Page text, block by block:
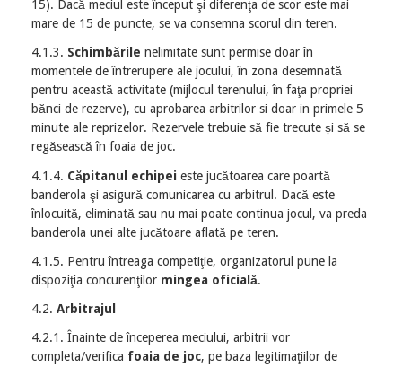
15). Dacă meciul este început şi diferenţa de scor este mai
mare de 15 de puncte, se va consemna scorul din teren.
4.1.3. Schimbările nelimitate sunt permise doar în
momentele de întrerupere ale jocului, în zona desemnată
pentru această activitate (mijlocul terenului, în faţa propriei
bănci de rezerve), cu aprobarea arbitrilor si doar in primele 5
minute ale reprizelor. Rezervele trebuie să fie trecute și să se
regăsească în foaia de joc.
4.1.4. Căpitanul echipei este jucătoarea care poartă
banderola şi asigură comunicarea cu arbitrul. Dacă este
înlocuită, eliminată sau nu mai poate continua jocul, va preda
banderola unei alte jucătoare aflată pe teren.
4.1.5. Pentru întreaga competiţie, organizatorul pune la
dispoziţia concurenţilor mingea oficială.
4.2. Arbitrajul
4.2.1. Înainte de începerea meciului, arbitrii vor
completa/verifica foaia de joc, pe baza legitimaţiilor de